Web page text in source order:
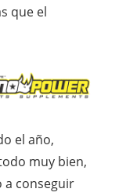
que el
el año,
muy bien,
a conseguir